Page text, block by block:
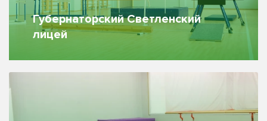
Губернаторский Светленский
лицей